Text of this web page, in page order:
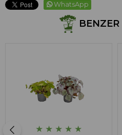
WhatsApp
★ ★ ★ ★ ★